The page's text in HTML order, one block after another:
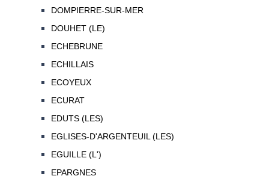
DOMPIERRE-SUR-MER
DOUHET (LE)
ECHEBRUNE
ECHILLAIS
ECOYEUX
ECURAT
EDUTS (LES)
EGLISES-D'ARGENTEUIL (LES)
EGUILLE (L')
EPARGNES